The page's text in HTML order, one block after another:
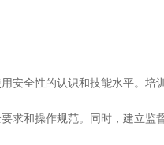
全性的认识和技能水平。培
和操作规范。同时，建立监